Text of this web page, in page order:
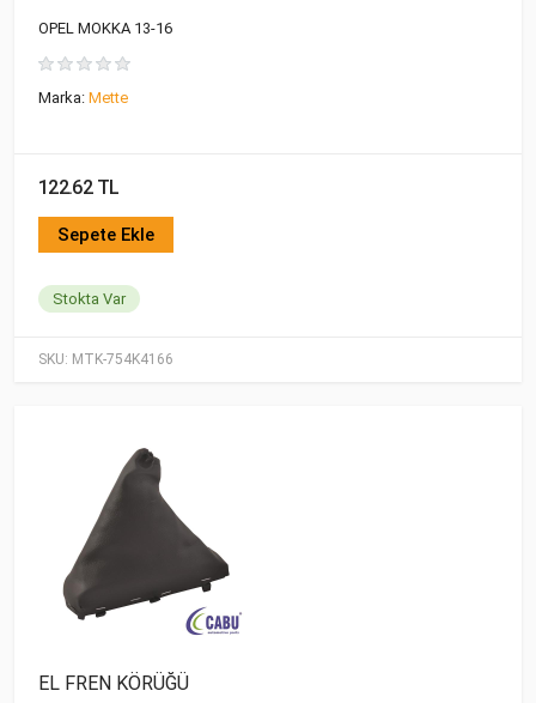
SKU: MTK-754K4166
OPEL MOKKA 13-16
Marka: Mette
122.62 TL
Sepete Ekle
Stokta Var
EL FREN KÖRÜĞÜ